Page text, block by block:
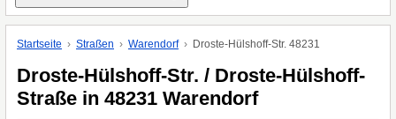
Startseite Straßen Warendorf Droste-Hülshoff-Str. 48231
Droste-Hülshoff-Str. / Droste-Hülshoff-
Straße in 48231 Warendorf